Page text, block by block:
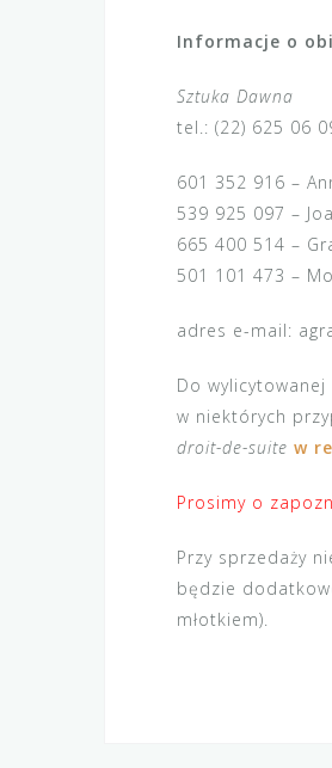
Informacje o
Sztuka Dawna
tel.: (22) 625 06
601 352 916 –
539 925 097 –
665 400 514 –
501 101 473 –
adres e-mail:
Do
w niektórych
droit-de-suite w
Prosimy o
Przy sprzedaży
będzie
młotkiem).